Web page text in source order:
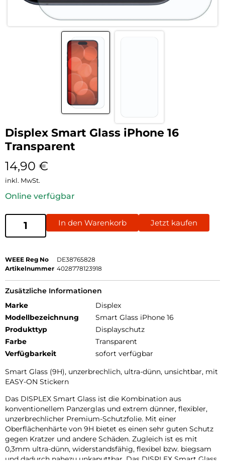
Displex Smart Glass iPhone 16
Transparent
14,90 €
inkl. MwSt.
Online verfügbar
In den Warenkorb Jetzt kaufen
WEEE Reg No
DE38765828
Artikelnummer 4028778123918
Zusätzliche Informationen
Marke
Displex
Modellbezeichnung
Smart Glass iPhone 16
Produkttyp
Displayschutz
Farbe
Transparent
Verfügbarkeit
sofort verfügbar
Smart Glass (9H), unzerbrechlich, ultra-dünn, unsichtbar, mit
EASY-ON Stickern
Das DISPLEX Smart Glass ist die Kombination aus
konventionellem Panzerglas und extrem dünner, flexibler,
unzerbrechlicher Premium-Schutzfolie. Mit einer
Oberflächenhärte von 9H bietet es einen sehr guten Schutz
gegen Kratzer und andere Schäden. Zugleich ist es mit
0,3mm ultra-dünn, widerstandsfähig, flexibel bzw. biegsam
und dadurch nahezu unkaputtbar. Das DISPLEX Smart Glass